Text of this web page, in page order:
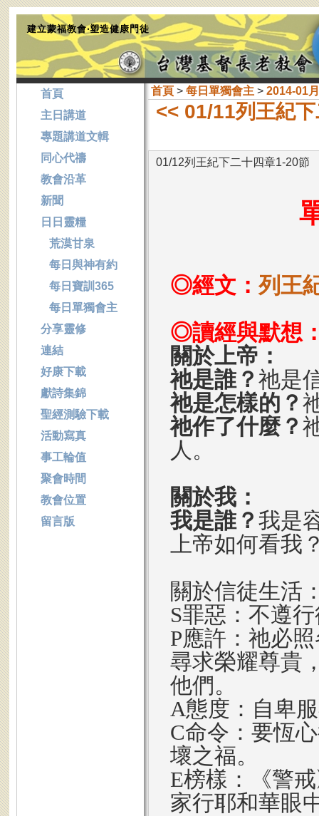
建立蒙福教會‧塑造健康門徒
首頁> 每日單獨會主> 2014-01月
<< 01/11列王紀
01/12列王紀下二十四章1-20節
◎經文： 列王
◎讀經與默想
關於上帝：
祂是誰？ 祂是
祂是怎樣的？
祂作了什麼？
人。
關於我：
我是誰？ 我是
上帝如何看我
關於信徒生活
S罪惡：不遵
P應許：祂必
尋求榮耀尊貴
他們。
A態度：自卑
C命令：要恆
壞之福。
E榜樣：《警
家行耶和華眼
首頁
主日講道
專題講道文輯
同心代禱
教會沿革
新聞
日日靈糧
荒漠甘泉
每日與神有約
每日寶訓365
每日單獨會主
分享靈修
連結
好康下載
獻詩集錦
聖經測驗下載
活動寫真
事工輪值
聚會時間
教會位置
留言版